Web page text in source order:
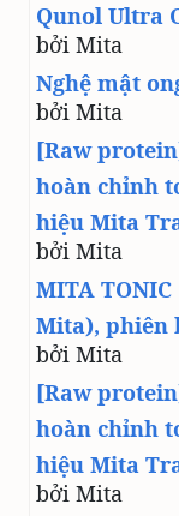
Qunol Ultra
bởi Mita
Nghệ mật
bởi Mita
[Raw
hoàn chỉnh
hiệu Mita
bởi Mita
MITA
Mita), phiên
bởi Mita
[Raw
hoàn chỉnh
hiệu Mita
bởi Mita